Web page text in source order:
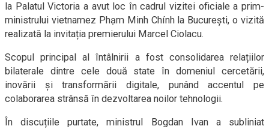
la Palatul Victoria a avut loc în cadrul vizitei oficiale a prim-
ministrului vietnamez Phạm Minh Chính la București, o vizită
realizată la invitația premierului Marcel Ciolacu.
Scopul principal al întâlnirii a fost consolidarea relațiilor
bilaterale dintre cele două state în domeniul cercetării,
inovării și transformării digitale, punând accentul pe
colaborarea strânsă în dezvoltarea noilor tehnologii.
În discuțiile purtate, ministrul Bogdan Ivan a subliniat